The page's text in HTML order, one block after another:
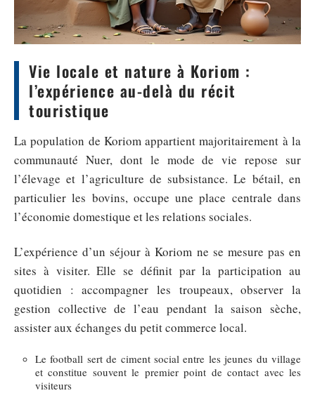
Vie locale et nature à Koriom :
l’expérience au-delà du récit
touristique
La population de Koriom appartient majoritairement à la
communauté Nuer, dont le mode de vie repose sur
l’élevage et l’agriculture de subsistance. Le bétail, en
particulier les bovins, occupe une place centrale dans
l’économie domestique et les relations sociales.
L’expérience d’un séjour à Koriom ne se mesure pas en
sites à visiter. Elle se définit par la participation au
quotidien : accompagner les troupeaux, observer la
gestion collective de l’eau pendant la saison sèche,
assister aux échanges du petit commerce local.
Le football sert de ciment social entre les jeunes du village
et constitue souvent le premier point de contact avec les
visiteurs